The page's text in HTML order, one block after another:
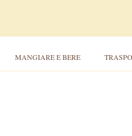
MANGIARE E BERE